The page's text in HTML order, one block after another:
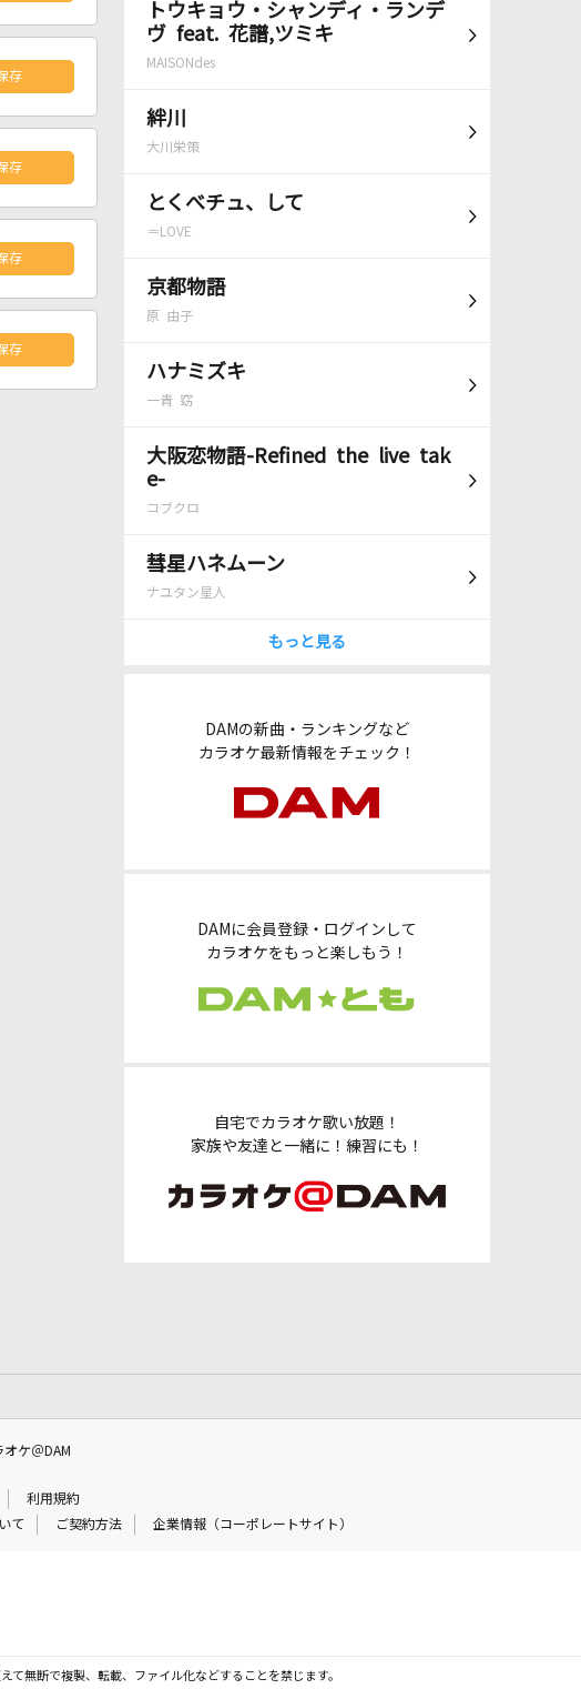
トウキョウ・シャンディ・ランデ
ヴ feat. 花譜,ツミキ
MAISONdes
絆川
大川栄策
とくべチュ、して
＝LOVE
京都物語
原 由子
ハナミズキ
一青 窈
大阪恋物語-Refined the live tak
e-
コブクロ
彗星ハネムーン
ナユタン星人
もっと見る
DAMの新曲・ランキングなど
カラオケ最新情報をチェック！
DAMに会員登録・ログインして
カラオケをもっと楽しもう！
自宅でカラオケ歌い放題！
家族や友達と一緒に！練習にも！
存
存
存
存
オケ＠DAM
利用規約
て ご契約方法 企業情報（コーポレートサイト）
て無断で複製、転載、ファイル化などすることを禁じます。